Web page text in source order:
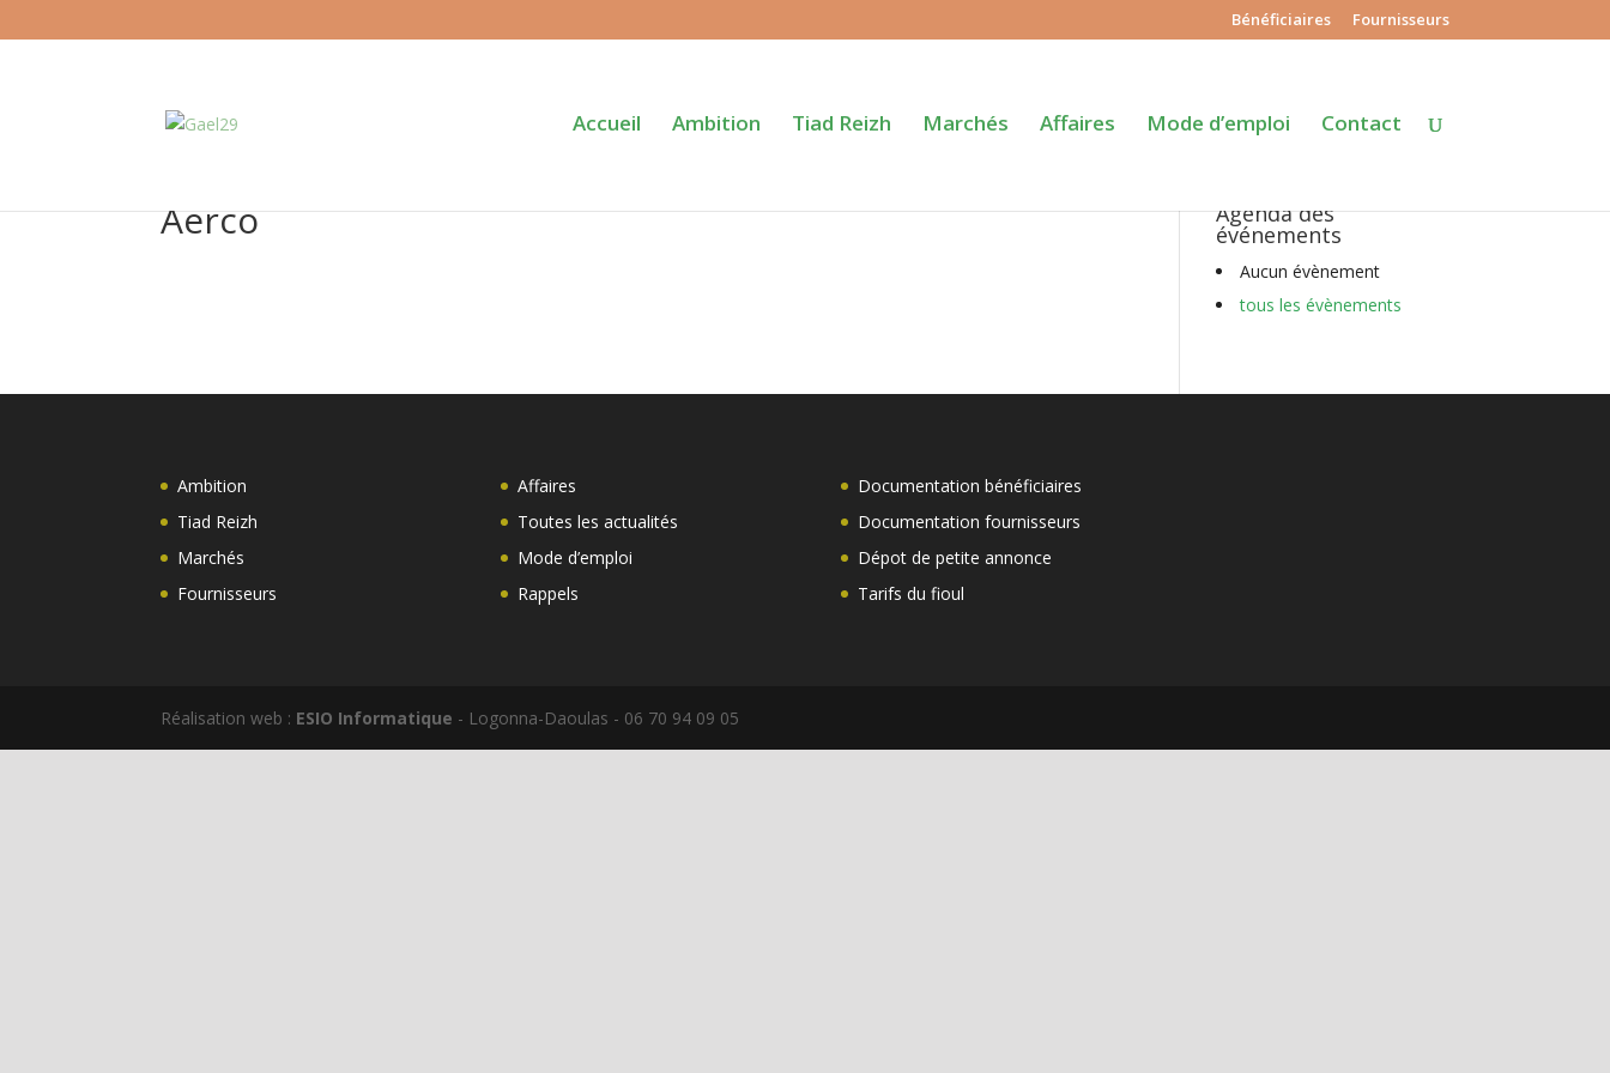
Bénéficiaires Fournisseurs
Accueil Ambition Tiad Reizh Marchés Affaires Mode d’emploi Contact
Aerco Agenda des
événements
Aucun évènement
tous les évènements
Ambition
Tiad Reizh
Marchés
Fournisseurs
Affaires
Toutes les actualités
Mode d’emploi
Rappels
Documentation bénéficiaires
Documentation fournisseurs
Dépot de petite annonce
Tarifs du fioul
Réalisation web : ESIO Informatique - Logonna-Daoulas - 06 70 94 09 05